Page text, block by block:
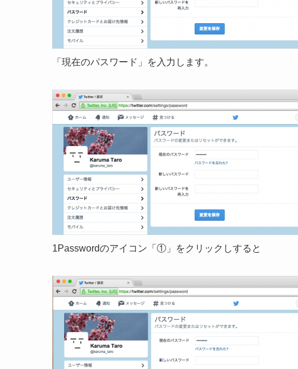
「現在のパスワード」を入力します。
1Passwordのアイコン「①」をクリックしすると